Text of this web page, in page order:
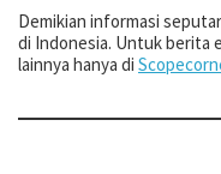
Demikian informasi
di Indonesia. Untuk berita
lainnya hanya di